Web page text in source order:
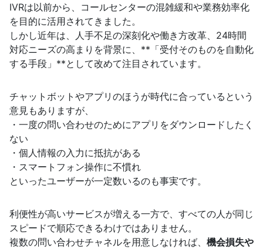
IVRは以前から、コールセンターの混雑緩和や業務効率化
を目的に活用されてきました。
しかし近年は、人手不足の深刻化や働き方改革、24時間
対応ニーズの高まりを背景に、**「受付そのものを自動化
する手段」**として改めて注目されています。
チャットボットやアプリのほうが時代に合っているという
意見もありますが、
・一度の問い合わせのためにアプリをダウンロードしたく
ない
・個人情報の入力に抵抗がある
・スマートフォン操作に不慣れ
といったユーザーが一定数いるのも事実です。
利便性が高いサービスが増える一方で、すべての人が同じ
スピードで順応できるわけではありません。
複数の問い合わせチャネルを用意しなければ、 機会損失や